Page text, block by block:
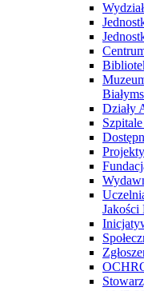
Działy
Jakości